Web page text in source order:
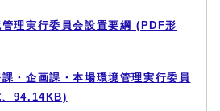
理実行委員会設置要綱 (PDF形
・企画課・本場環境管理実行委員
94.14KB)